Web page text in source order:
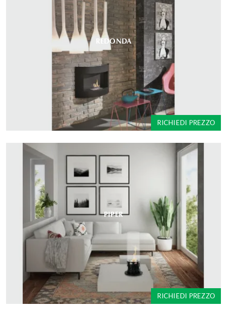
REDONDA
RICHIEDI PREZZO
PIPER
RICHIEDI PREZZO